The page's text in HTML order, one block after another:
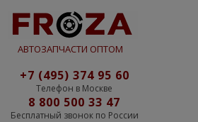
АВТОЗАПЧАСТИ ОПТОМ
+7 (495) 374 95 60
Телефон в Москве
8 800 500 33 47
Бесплатный звонок по России